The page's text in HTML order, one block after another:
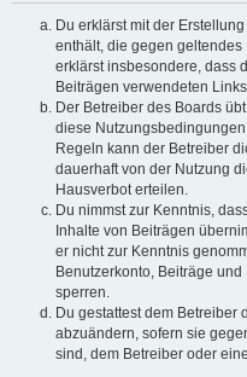
Du erklärst mit der
enthält, die gegen geltendes
erklärst insbesondere, dass
Beiträgen verwendeten
Der Betreiber des Boards
diese
Regeln kann der Betreiber
dauerhaft von der Nutzung
Hausverbot erteilen.
Du nimmst zur Kenntnis,
Inhalte von Beiträgen
er nicht zur Kenntnis
Benutzerkonto, Beiträge
sperren.
Du gestattest dem Betreiber
abzuändern, sofern sie
sind, dem Betreiber oder